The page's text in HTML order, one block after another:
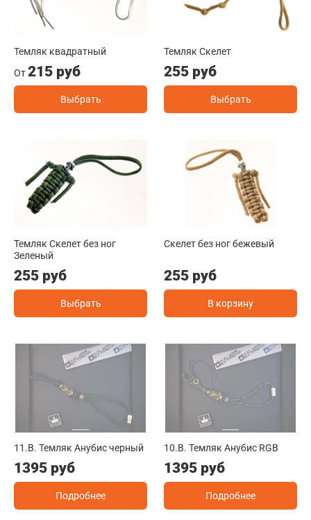
Темляк квадратный
От215 руб
Выбрать
Темляк Скелет
255 руб
Выбрать
Темляк Скелет без ног
Зеленый
255 руб
Выбрать
Скелет без ног бежевый
255 руб
В корзину
11.B. Темляк Анубис черный
1395 руб
Подробнее
10.B. Темляк Анубис RGB
1395 руб
Подробнее